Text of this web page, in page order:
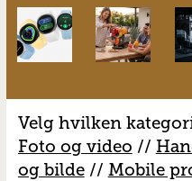
Velg hvilken
Foto og video //
og bilde// Mobile